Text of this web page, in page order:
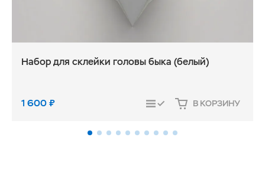
Набор для склейки головы быка (белый)
1 600₽ СРАВНИТЬ В КОРЗИНУ